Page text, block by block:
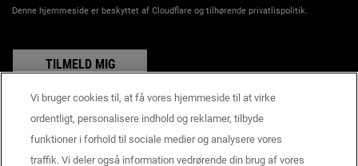
Denne hjemmeside er beskyttet af Cloudflare og tilhørende privatlispolitik.
TILMELD MIG
Producentoplysninger
Vi bruger cookies til, at få vores hjemmeside til at virke
ordentligt, personalisere indhold og reklamer, tilbyde
funktioner i forhold til sociale medier og analysere vores
traffik. Vi deler også information vedrørende din brug af vores